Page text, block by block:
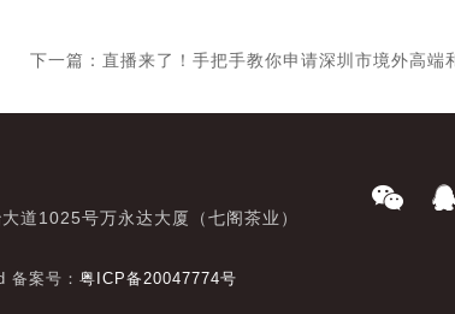
下一篇：直播来了！手把手教你申请深圳市境外高端
道1025号万永达大厦（七阁茶业）
案号： 粤ICP备20047774号